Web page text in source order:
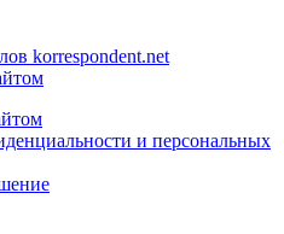
korrespondent.net
и персональных